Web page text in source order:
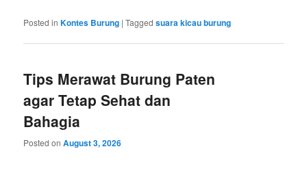
Posted in Kontes Burung |Tagged suara kicau burung
Tips Merawat Burung Paten
agar Tetap Sehat dan
Bahagia
Posted onAugust 3, 2026